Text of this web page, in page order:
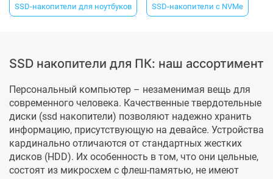
SSD-накопители для ноутбуков SSD-накопители с NVMe
SSD накопители для ПК: наш ассортимент
Персональный компьютер – незаменимая вещь для
современного человека. Качественные твердотельные
диски (ssd накопители) позволяют надежно хранить
информацию, присутствующую на девайсе. Устройства
кардинально отличаются от стандартных жестких
дисков (HDD). Их особенность в том, что они цельные,
состоят из микросхем с флеш-памятью, не имеют